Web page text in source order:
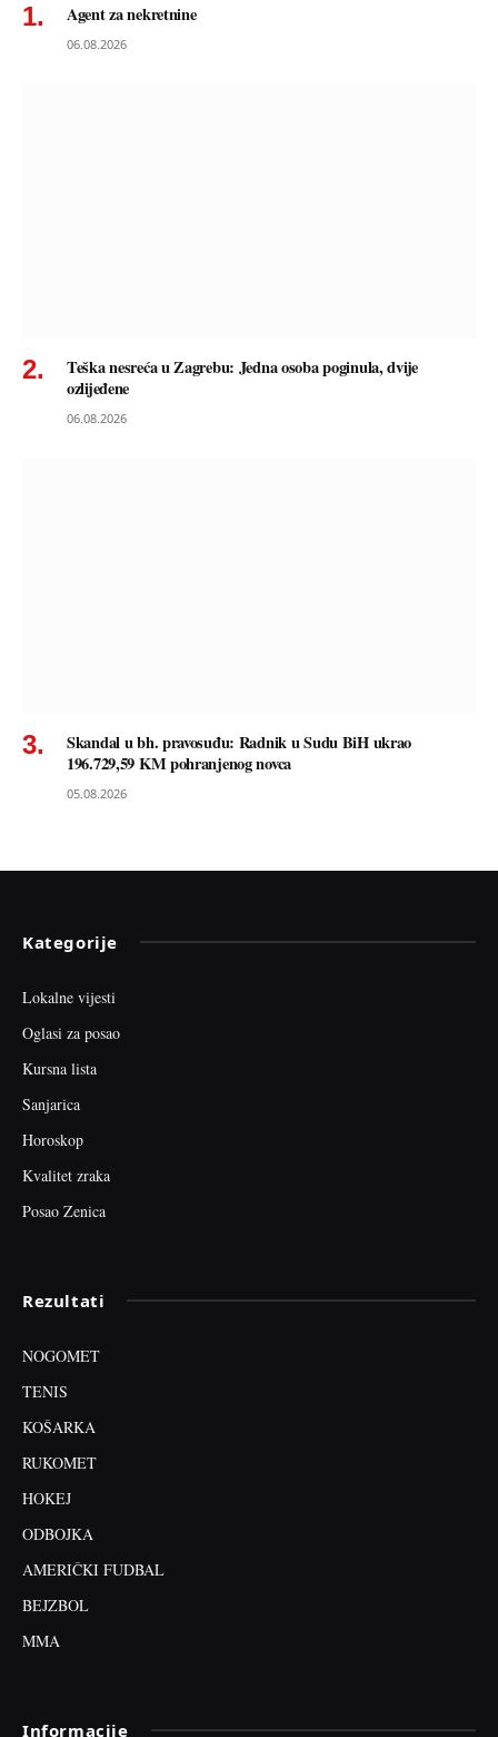
Agent za nekretnine
06.08.2026
Teška nesreća u Zagrebu: Jedna osoba poginula, dvije
ozlijeđene
06.08.2026
Skandal u bh. pravosuđu: Radnik u Sudu BiH ukrao
196.729,59 KM pohranjenog novca
05.08.2026
Kategorije
Lokalne vijesti
Oglasi za posao
Kursna lista
Sanjarica
Horoskop
Kvalitet zraka
Posao Zenica
Rezultati
NOGOMET
TENIS
KOŠARKA
RUKOMET
HOKEJ
ODBOJKA
AMERIČKI FUDBAL
BEJZBOL
MMA
Informacije